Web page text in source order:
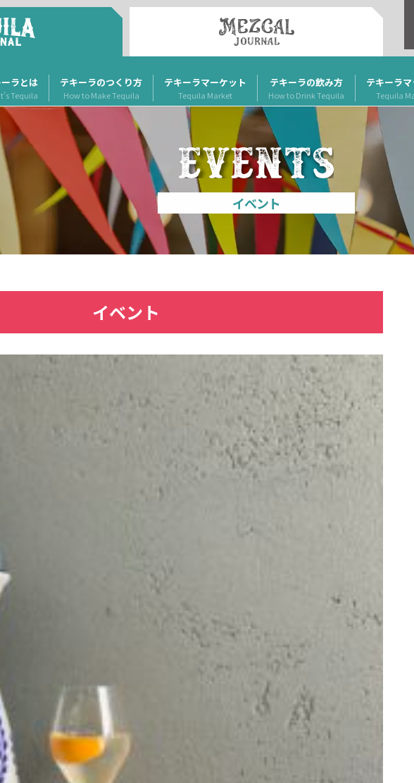
ラとは
Tequila
テキーラのつくり方
How to Make Tequila
テキーラマーケット
Tequila Market
テキーラの飲み方
How to Drink Tequila
テキーラ
Tequila
イベント
イベント